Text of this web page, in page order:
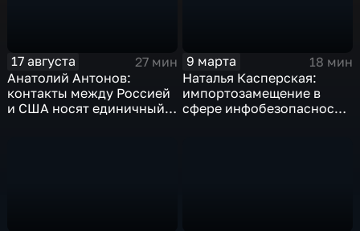
17 августа
27 мин
Анатолий Антонов:
контакты между Россией
и США носят единичный
9 марта
18 мин
Наталья Касперская:
импортозамещение в
сфере инфобезопасности